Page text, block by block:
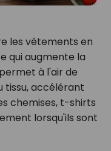
les vêtements en
qui augmente la
à l'air de
tissu, accélérant
chemises, t-shirts
lorsqu'ils sont